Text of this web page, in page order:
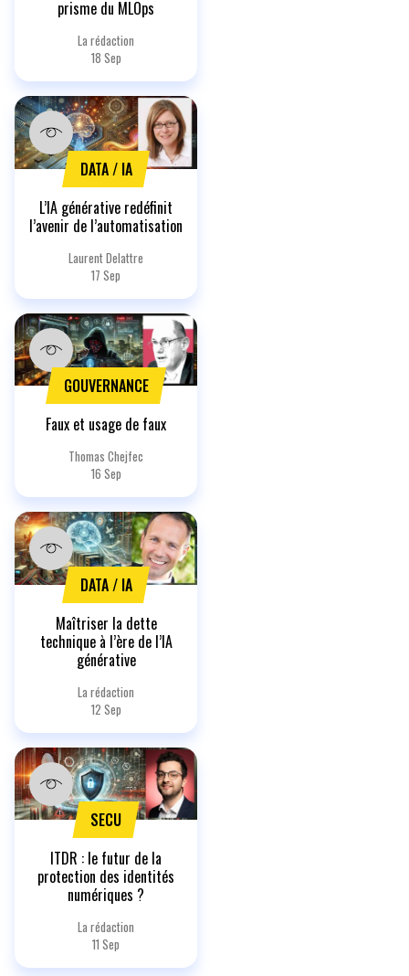
prisme du MLOps
La rédaction
18 Sep
DATA / IA
L’IA générative redéfinit
l’avenir de l’automatisation
Laurent Delattre
17 Sep
GOUVERNANCE
Faux et usage de faux
Thomas Chejfec
16 Sep
DATA / IA
Maîtriser la dette
technique à l’ère de l’IA
générative
La rédaction
12 Sep
SECU
ITDR : le futur de la
protection des identités
numériques ?
La rédaction
11 Sep